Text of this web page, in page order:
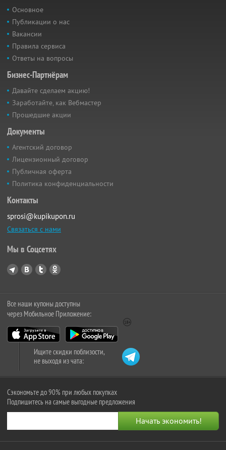
Основное
Публикации о нас
Вакансии
Правила сервиса
Ответы на вопросы
Бизнес-Партнёрам
Давайте сделаем акцию!
Заработайте, как Вебмастер
Прошедшие акции
Документы
Агентский договор
Лицензионный договор
Публичная оферта
Политика конфиденциальности
Контакты
sprosi@kupikupon.ru
Связаться с нами
Мы в Соцсетях
Все наши купоны доступны
через Мобильное Приложение:
Ищите скидки поблизости,
не выходя из чата:
Сэкономьте до 90% при любых покупках
Подпишитесь на самые выгодные предложения